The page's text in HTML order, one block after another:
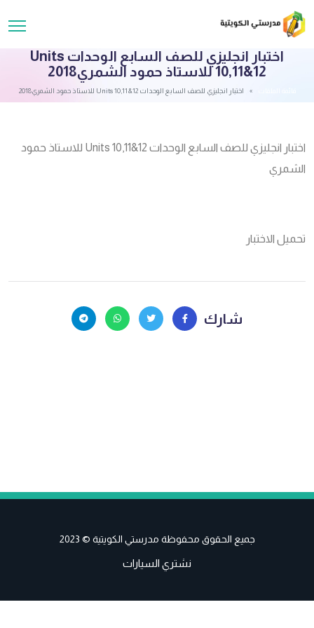
اختبار انجليزي للصف السابع الوحدات Units
10,11&12 للاستاذ حمود الشمري2018
اختبار انجليزي للصف السابع الوحدات Units 10,11&12 للاستاذ حمود الشمري2018
اختبار انجليزي للصف السابع الوحدات Units 10,11&12 للاستاذ حمود
الشمري
تحميل الاختبار
شارك
جميع الحقوق محفوظة مدرستي الكويتية © 2023
نشتري السيارات